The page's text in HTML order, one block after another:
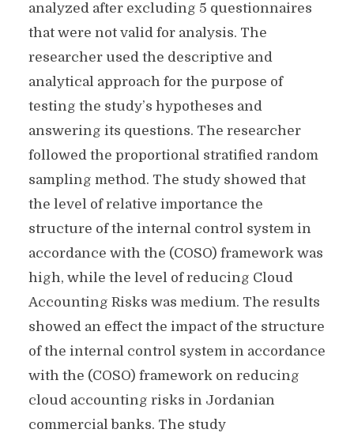
analyzed after excluding 5 questionnaires
that were not valid for analysis. The
researcher used the descriptive and
analytical approach for the purpose of
testing the study’s hypotheses and
answering its questions. The researcher
followed the proportional stratified random
sampling method. The study showed that
the level of relative importance the
structure of the internal control system in
accordance with the (COSO) framework was
high, while the level of reducing Cloud
Accounting Risks was medium. The results
showed an effect the impact of the structure
of the internal control system in accordance
with the (COSO) framework on reducing
cloud accounting risks in Jordanian
commercial banks. The study